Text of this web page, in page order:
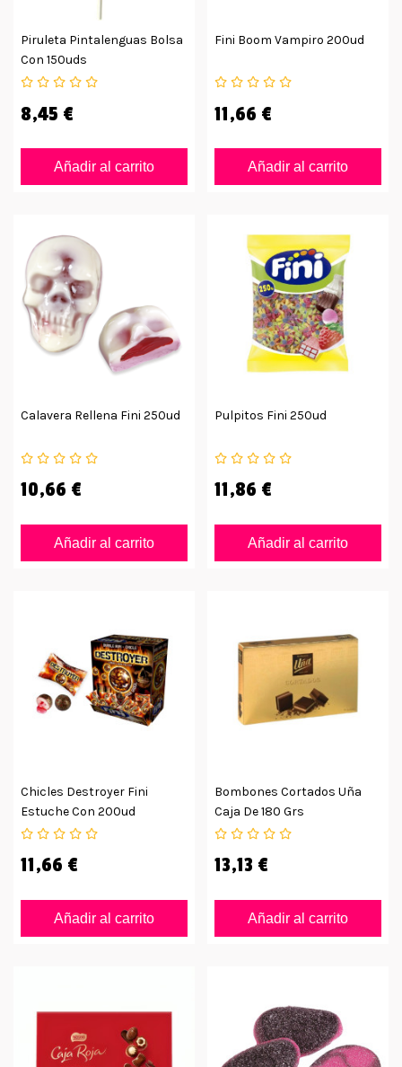
Piruleta Pintalenguas Bolsa
Con 150uds
8,45 €
Añadir al carrito
Fini Boom Vampiro 200ud
11,66 €
Añadir al carrito
Calavera Rellena Fini 250ud
10,66 €
Añadir al carrito
Pulpitos Fini 250ud
11,86 €
Añadir al carrito
Chicles Destroyer Fini
Estuche Con 200ud
11,66 €
Añadir al carrito
Bombones Cortados Uña
Caja De 180 Grs
13,13 €
Añadir al carrito